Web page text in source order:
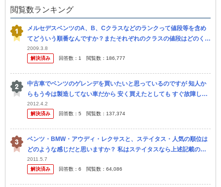
閲覧数ランキング
メルセデスベンツのA、B、Cクラスなどのランクって値段等を含め
てどういう順番なんですか？またそれぞれのクラスの値段はどのくら
いですか？
2009.3.8
解決済み
回答数： 1 閲覧数： 186,777
中古車でベンツのゲレンデを買いたいと思っているのですが 知人か
らもう今は製造してない車だから 安く買えたとしても すぐ故障して
その度に部品代が凄くかかるからやめた方がいい！と言われま し
た。 ...
2012.4.2
解決済み
回答数： 5 閲覧数： 137,374
ベンツ・BMW・アウディ・レクサスと、ステイタス・人気の順位は
どのような感じだと思いますか？ 私はステイタスなら上述記載の通
り（ベンツが最高→レクサスが最低）で、人気の順位ならBMW・ア
ウディ・...
2011.5.7
解決済み
回答数： 6 閲覧数： 64,086